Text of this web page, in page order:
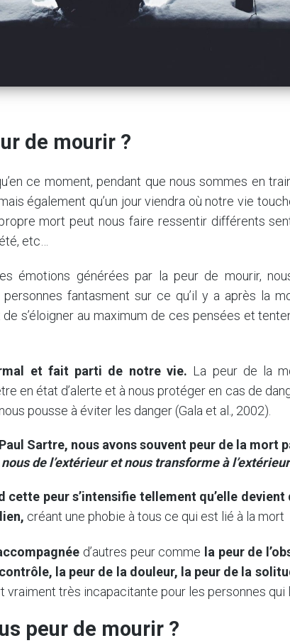
de mourir ?
ce moment, pendant que nous sommes en
également qu’un jour viendra où notre vie
mort peut nous faire ressentir différents
etc…
émotions générées par la peur de mourir,
fantasment sur ce qu’il y a après la
s’éloigner au maximum de ces pensées et
et fait parti de notre vie. La peur de la
en état d’alerte et à nous protéger en cas de
pousse à éviter les danger (Gala et al., 2002).
Sartre, nous avons souvent peur de la mort
nous de l’extérieur et nous transforme à
cette peur s’intensifie tellement qu’elle
créant une phobie à tous ce qui est lié à la mort
d’autres peur comme la peur de
la peur de la douleur, la peur de la
très incapacitante pour les personnes qui
peur de mourir ?